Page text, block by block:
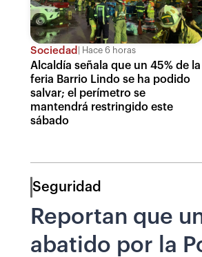
Sociedad Hace 6 horas
Alcaldía señala que un 45% de la
feria Barrio Lindo se ha podido
salvar; el perímetro se
mantendrá restringido este
sábado
Seguridad
Reportan que
abatido por la